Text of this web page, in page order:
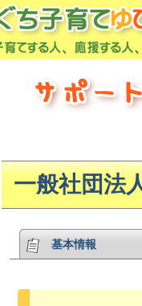
一般社団法
基本情報